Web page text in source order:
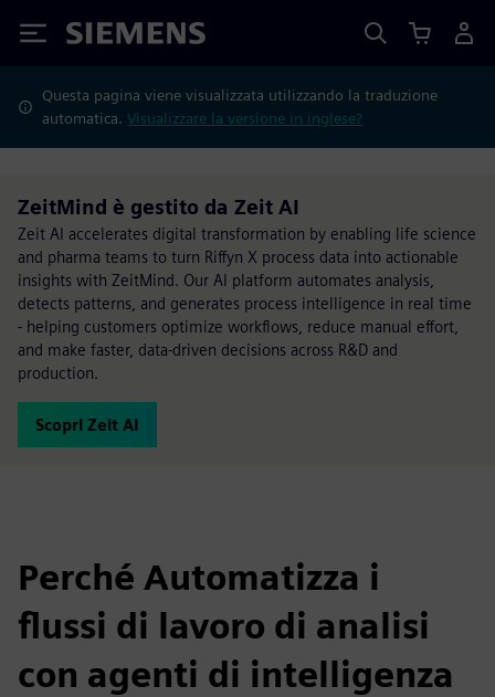
Siemens
Questa pagina viene visualizzata utilizzando la traduzione
automatica.Visualizzare la versione in inglese?
ZeitMind è gestito da Zeit AI
Zeit AI accelerates digital transformation by enabling life science
and pharma teams to turn Riffyn X process data into actionable
insights with ZeitMind. Our AI platform automates analysis,
detects patterns, and generates process intelligence in real time
- helping customers optimize workflows, reduce manual effort,
and make faster, data-driven decisions across R&D and
production.
Scopri Zeit AI
Perché Automatizza i
flussi di lavoro di analisi
con agenti di intelligenza